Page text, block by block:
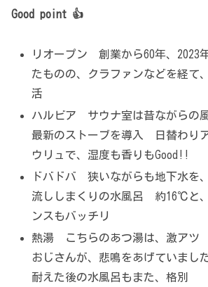
Good point 👍
リオープン 創業から60年、2023
たものの、クラファンなどを経て
活
ハルビア サウナ室は昔ながらの
最新のストーブを導入 日替わり
ウリュで、湿度も香りもGood!!
ドバドバ 狭いながらも地下水を
流ししまくりの水風呂 約16℃と
ンスもバッチリ
熱湯 こちらのあつ湯は、激アツ
おじさんが、悲鳴をあげていま
耐えた後の水風呂もまた、格別